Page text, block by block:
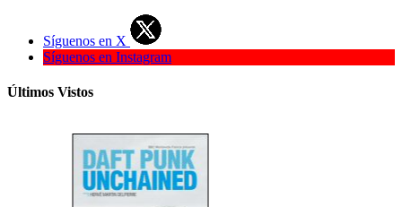
Síguenos en X
Síguenos en Instagram
Últimos Vistos